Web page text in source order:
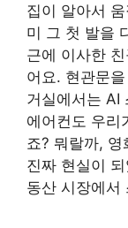
집이 알아서
미 그 첫 발을
근에 이사한
어요. 현관문
거실에서는 AI
에어컨도 우리
죠? 뭐랄까, 영
진짜 현실이
동산 시장에서